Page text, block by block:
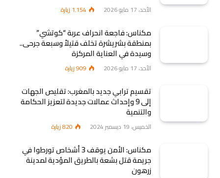
الأحد، 17 مايو 2026 1٬154 زيارة
مكناس: فاجعة انحراف عربة “كوتشي”
بمنطقة بشريشرة تخلف قتيلاً وسبعة جرحى..
وسيدة في العناية المركزة
الأحد، 17 مايو 2026 909زيارة
تقسيم ترابي جديد بالمغرب: تقليص الجهات
إلى 9 وإحداث عمالات جديدة لتعزيز الحكامة
والتنمية
الخميس، 19 ديسمبر 2024 820زيارة
مكناس: الأمن يوقف 3 أشخاص تورطوا في
جريمة قتل بشعة بالطريق المؤدية لمدينة
زرهون